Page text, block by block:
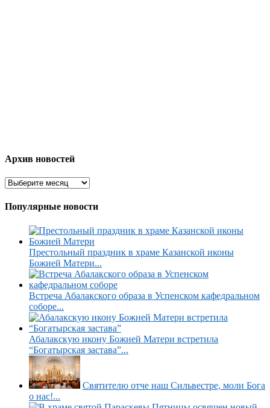
Архив новостей
Популярные новости
Престольный праздник в храме Казанской иконы
Божией Матери...
Встреча Абалакского образа в Успенском кафедральном
соборе...
Абалакскую икону Божией Матери встретила
“Богатырская застава”...
Святителю отче наш Сильвестре, моли Бога
о нас!...